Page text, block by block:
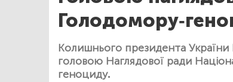
Голодомору-
Колишнього президента
головою Наглядової ради
геноциду.